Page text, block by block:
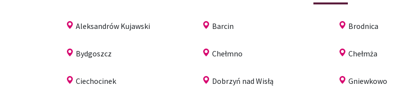
Aleksandrów Kujawski Barcin Brodnica
Bydgoszcz Chełmno Chełmża
Ciechocinek Dobrzyń nad Wisłą Gniewkowo